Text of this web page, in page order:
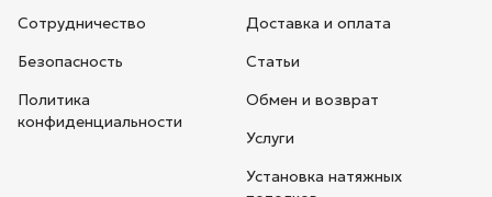
Сотрудничество
Безопасность
Политика
конфиденциальности
Доставка и оплата
Статьи
Обмен и возврат
Услуги
Установка натяжных